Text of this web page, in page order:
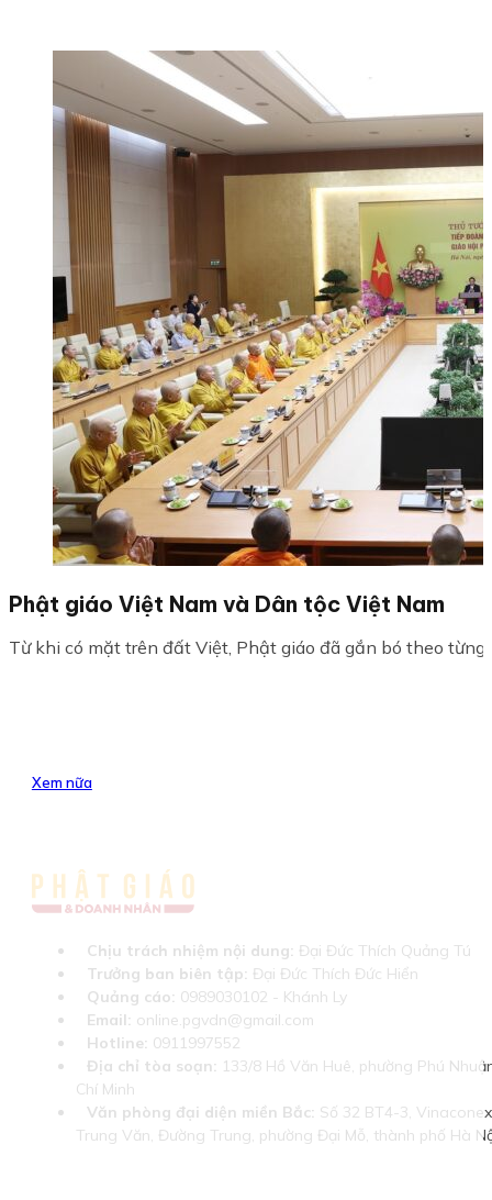
Phật giáo Việt Nam và Dân tộc Việt Nam
Từ khi có mặt trên đất Việt, Phật giáo đã gắn bó theo từng
Xem nữa
Chịu trách nhiệm nội dung: Đại Đức Thích Quảng Tú
Trưởng ban biên tập: Đại Đức Thích Đức Hiển
Quảng cáo: 0989030102 - Khánh Ly
Email: online.pgvdn@gmail.com
Hotline: 0911997552
Địa chỉ tòa soạn: 133/8 Hồ Văn Huê, phường Phú
Chí Minh
Văn phòng đại diện miền Bắc: Số 32 BT4-3,
Trung Văn, Đường Trung, phường Đại Mỗ, thành phố Hà